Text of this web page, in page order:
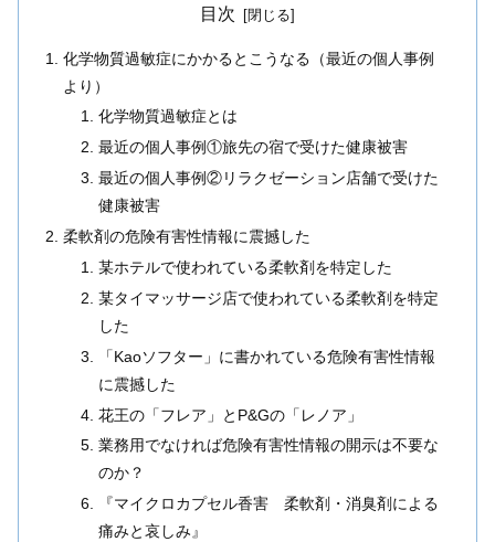
目次
化学物質過敏症にかかるとこうなる（最近の個人事例
より）
化学物質過敏症とは
最近の個人事例①旅先の宿で受けた健康被害
最近の個人事例②リラクゼーション店舗で受けた
健康被害
柔軟剤の危険有害性情報に震撼した
某ホテルで使われている柔軟剤を特定した
某タイマッサージ店で使われている柔軟剤を特定
した
「Kaoソフター」に書かれている危険有害性情報
に震撼した
花王の「フレア」とP&Gの「レノア」
業務用でなければ危険有害性情報の開示は不要な
のか？
『マイクロカプセル香害 柔軟剤・消臭剤による
痛みと哀しみ』